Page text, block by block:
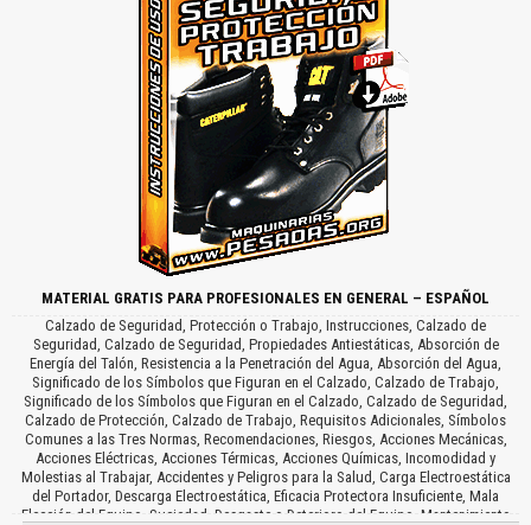
MATERIAL GRATIS PARA PROFESIONALES EN GENERAL – ESPAÑOL
Calzado de Seguridad, Protección o Trabajo, Instrucciones, Calzado de
Seguridad, Calzado de Seguridad, Propiedades Antiestáticas, Absorción de
Energía del Talón, Resistencia a la Penetración del Agua, Absorción del Agua,
Significado de los Símbolos que Figuran en el Calzado, Calzado de Trabajo,
Significado de los Símbolos que Figuran en el Calzado, Calzado de Seguridad,
Calzado de Protección, Calzado de Trabajo, Requisitos Adicionales, Símbolos
Comunes a las Tres Normas, Recomendaciones, Riesgos, Acciones Mecánicas,
Acciones Eléctricas, Acciones Térmicas, Acciones Químicas, Incomodidad y
Molestias al Trabajar, Accidentes y Peligros para la Salud, Carga Electroestática
del Portador, Descarga Electroestática, Eficacia Protectora Insuficiente, Mala
Elección del Equipo, Suciedad, Desgaste o Deterioro del Equipo, Mantenimiento